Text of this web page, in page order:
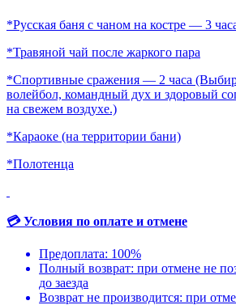
*Русская баня с чаном на костре — 3
*Травяной чай после жаркого пара
*Спортивные сражения — 2 часа
волейбол, командный дух и здоровый
на свежем воздухе.)
*Караоке (на территории бани)
*Полотенца
💳 Условия по оплате и отмене
Предоплата: 100%
Полный возврат: при отмене не
до заезда
Возврат не производится: при